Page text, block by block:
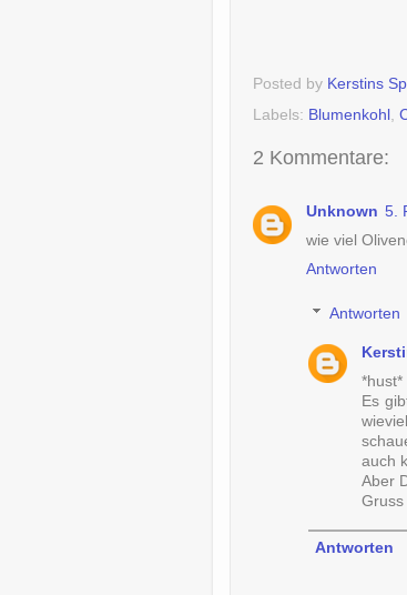
Posted by Kerstins
Labels: Blumenkohl
2 Kommentare:
Unknown 5.
wie viel
Antworten
Antworten
*hust*
Es
auch
Aber
Gruss
Antworten